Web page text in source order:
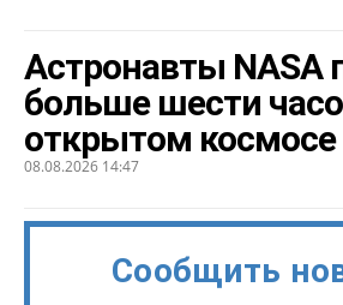
Астронавты NASA
больше шести
открытом космосе
08.08.2026 14:47
Сообщить